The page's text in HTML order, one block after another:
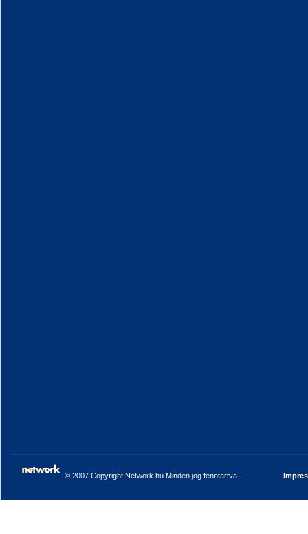
© 2007 Copyright Network.hu Minden jog fenntartva.